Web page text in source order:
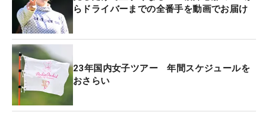
◇ ◇ ◇
昨年10月の「富士通レディース」では、最終日に
「65」の猛追をみせるも、古江彩佳の前に1打差で
敗れて初優勝はならなかった。それでも山下美夢
有、稲見萌寧に次ぐ、パーオン率3位のアイアンシ
ョットを武器に初シード獲得。トータルドライビン
らドライバーまでの全番手を動画でお届け
23年国内女子ツアー 年間スケジュールを
おさらい